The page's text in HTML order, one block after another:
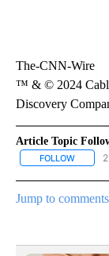
The-CNN-Wire
™ & © 2024
Discovery
Article Topic
FOLLOW
Jump to